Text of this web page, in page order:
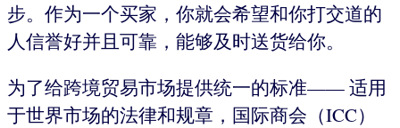
步。作为一个买家，你就会希望和你打交道的
人信誉好并且可靠，能够及时送货给你。
为了给跨境贸易市场提供统一的标准—— 适用
于世界市场的法律和规章，国际商会（ICC）